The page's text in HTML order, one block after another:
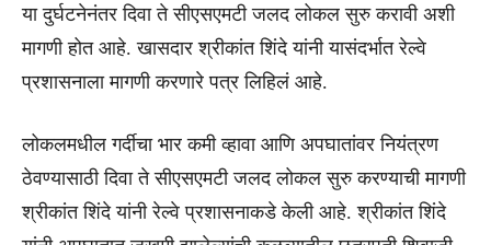
या दुर्घटनेनंतर दिवा ते सीएसएमटी जलद लोकल सुरु करावी अशी
मागणी होत आहे. खासदार श्रीकांत शिंदे यांनी यासंदर्भात रेल्वे
प्रशासनाला मागणी करणारे पत्र लिहिलं आहे.
लोकलमधील गर्दीचा भार कमी व्हावा आणि अपघातांवर नियंत्रण
ठेवण्यासाठी दिवा ते सीएसएमटी जलद लोकल सुरु करण्याची मागणी
श्रीकांत शिंदे यांनी रेल्वे प्रशासनाकडे केली आहे. श्रीकांत शिंदे